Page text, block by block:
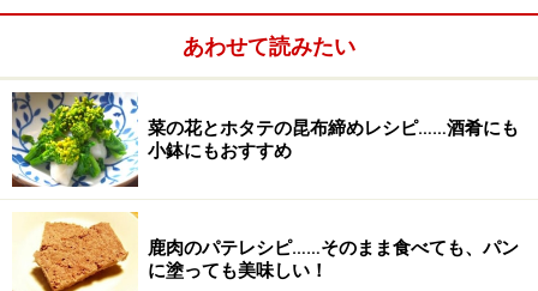
あわせて読みたい
菜の花とホタテの昆布締めレシピ……酒肴にも
小鉢にもおすすめ
鹿肉のパテレシピ……そのまま食べても、パン
に塗っても美味しい！